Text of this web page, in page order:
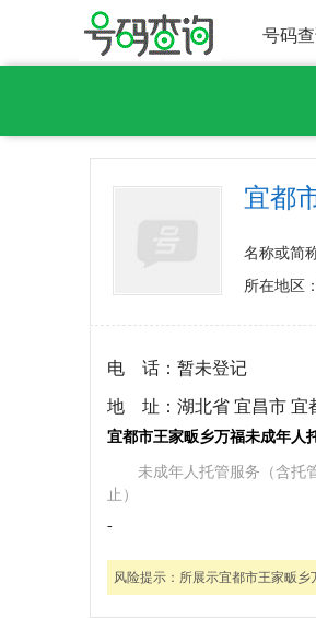
号码
宜都
名称或简
所在地区
电 话： 暂未登记
地 址： 湖北省 宜昌市 宜
宜都市王家畈乡万福未成年人
未成年人托管服务（含托
止）
-
风险提示： 所展示宜都市王家畈乡